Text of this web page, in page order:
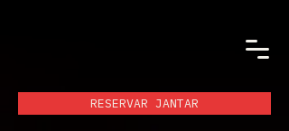
RESERVAR JANTAR